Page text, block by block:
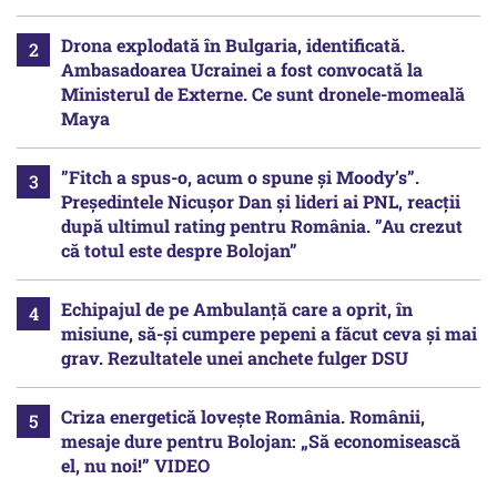
Drona explodată în Bulgaria, identificată.
Ambasadoarea Ucrainei a fost convocată la
Ministerul de Externe. Ce sunt dronele-momeală
Maya
”Fitch a spus-o, acum o spune și Moody’s”.
Președintele Nicușor Dan și lideri ai PNL, reacții
după ultimul rating pentru România. ”Au crezut
că totul este despre Bolojan”
Echipajul de pe Ambulanță care a oprit, în
misiune, să-și cumpere pepeni a făcut ceva și mai
grav. Rezultatele unei anchete fulger DSU
Criza energetică lovește România. Românii,
mesaje dure pentru Bolojan: „Să economisească
el, nu noi!” VIDEO